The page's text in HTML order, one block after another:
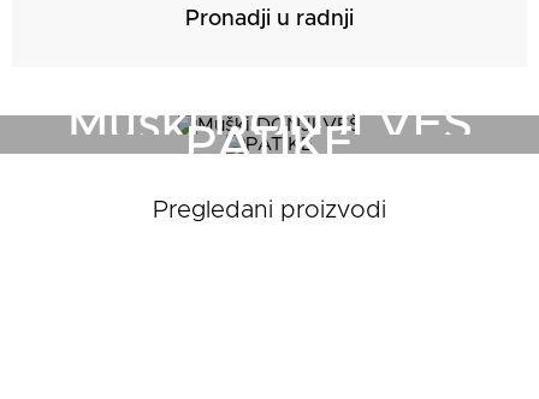
Pronadji u radnji
Muški DONJI VEŠ
PATIKE
Pregledani proizvodi